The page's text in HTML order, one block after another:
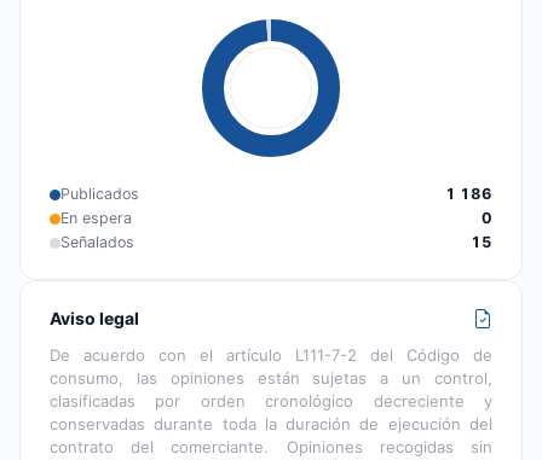
Publicados
1 186
En espera
0
Señalados
15
Aviso legal
De acuerdo con el artículo L111-7-2 del Código de
consumo, las opiniones están sujetas a un control,
clasificadas por orden cronológico decreciente y
conservadas durante toda la duración de ejecución del
contrato del comerciante. Opiniones recogidas sin